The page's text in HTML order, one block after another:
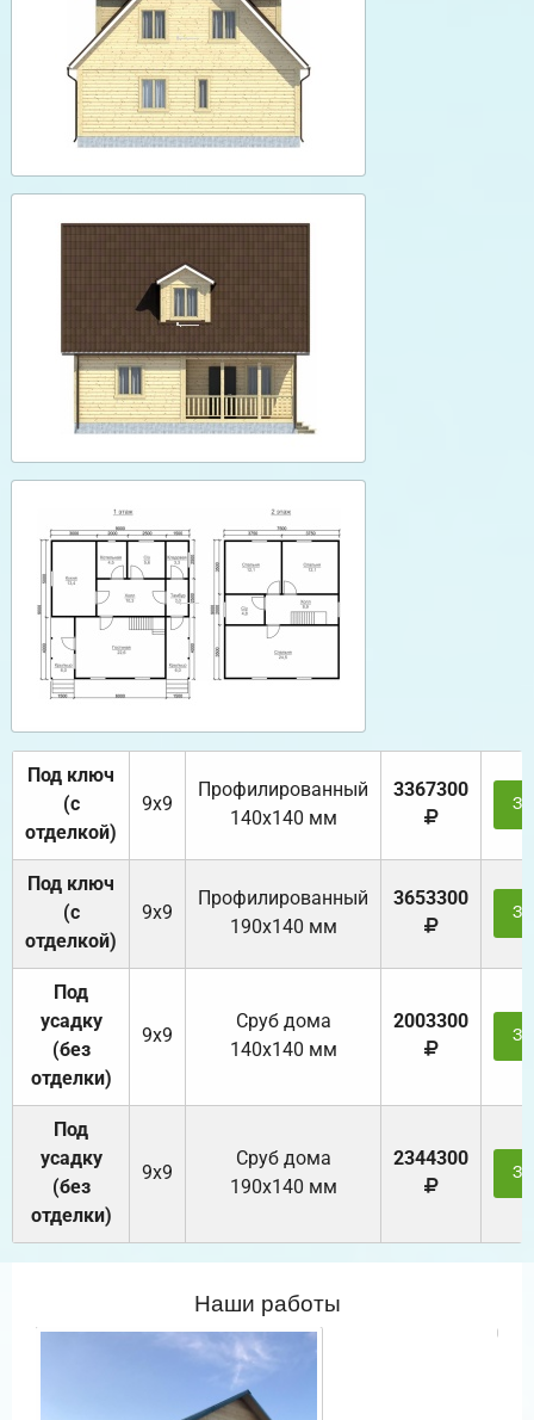
Под ключ
(с
отделкой)
9х9
Профилированный
140х140 мм
3367300
Под ключ
(с
отделкой)
9х9
Профилированный
190х140 мм
3653300
Под
усадку
(без
отделки)
9х9
Cруб дома
140х140 мм
2003300
Под
усадку
(без
отделки)
9х9
Cруб дома
190х140 мм
2344300
Наши работы